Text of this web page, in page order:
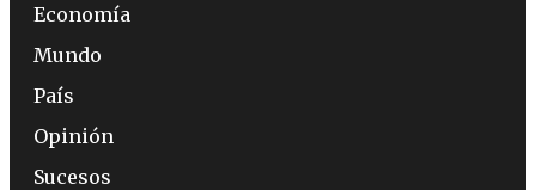
Economía
Mundo
País
Opinión
Sucesos